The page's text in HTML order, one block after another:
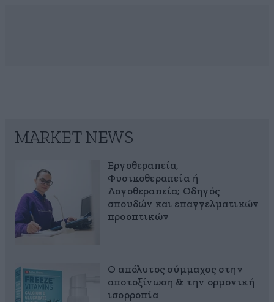
MARKET NEWS
Εργοθεραπεία,
Φυσικοθεραπεία ή
Λογοθεραπεία; Οδηγός
σπουδών και επαγγελματικών
προοπτικών
Ο απόλυτος σύμμαχος στην
αποτοξίνωση & την ορμονική
ισορροπία